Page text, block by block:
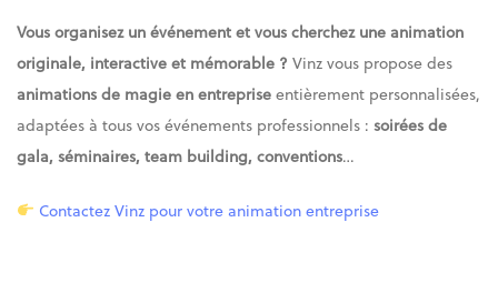
Vous organisez un événement et vous cherchez une animation
originale, interactive et mémorable ? Vinz vous propose des
animations de magie en entrepriseentièrement personnalisées,
adaptées à tous vos événements professionnels : soirées de
gala, séminaires, team building, conventions…
Contactez Vinz pour votre animation entreprise